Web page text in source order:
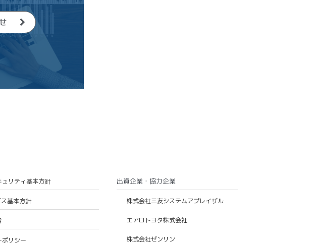
ュリティ基本方針
基本方針
ポリシー
出資企業・協力企業
株式会社三友システムアプレイザル
エアロトヨタ株式会社
株式会社ゼンリン